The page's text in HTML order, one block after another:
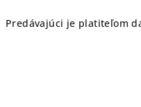
Predávajúci je platiteľom